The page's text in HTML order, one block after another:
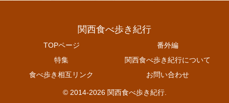
関西食べ歩き紀行
TOPページ
番外編
特集
関西食べ歩き紀行について
食べ歩き相互リンク
お問い合わせ
© 2014-2026 関西食べ歩き紀行.